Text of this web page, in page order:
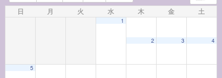
日 月 火 水 木 金 土
1
2 3 4
5